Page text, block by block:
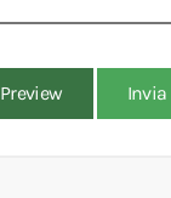
Preview Invia